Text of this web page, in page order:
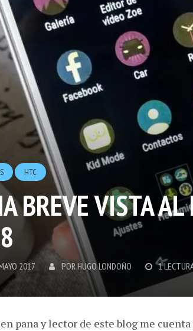
HTC
BREVE VISTA AL
PORHUGO LONDOÑO 1
pana y lector de este blog me